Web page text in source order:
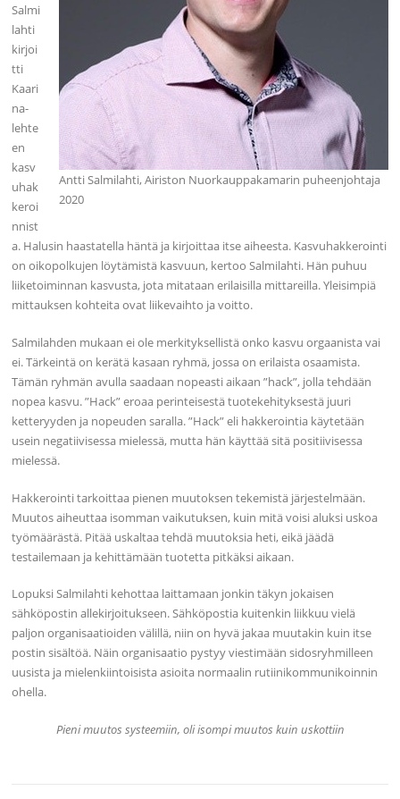
Antti Salmilahti, Airiston Nuorkauppakamarin puheenjohtaja
2020
Salmi
lahti
kirjoi
tti
Kaari
na-
lehte
en
kasv
uhak
keroi
nnist
a. Halusin haastatella häntä ja kirjoittaa itse aiheesta. Kasvuhakkerointi
on oikopolkujen löytämistä kasvuun, kertoo Salmilahti. Hän puhuu
liiketoiminnan kasvusta, jota mitataan erilaisilla mittareilla. Yleisimpiä
mittauksen kohteita ovat liikevaihto ja voitto.
Salmilahden mukaan ei ole merkityksellistä onko kasvu orgaanista vai
ei. Tärkeintä on kerätä kasaan ryhmä, jossa on erilaista osaamista.
Tämän ryhmän avulla saadaan nopeasti aikaan ”hack”, jolla tehdään
nopea kasvu. ”Hack” eroaa perinteisestä tuotekehityksestä juuri
ketteryyden ja nopeuden saralla. ”Hack” eli hakkerointia käytetään
usein negatiivisessa mielessä, mutta hän käyttää sitä positiivisessa
mielessä.
Hakkerointi tarkoittaa pienen muutoksen tekemistä järjestelmään.
Muutos aiheuttaa isomman vaikutuksen, kuin mitä voisi aluksi uskoa
työmäärästä. Pitää uskaltaa tehdä muutoksia heti, eikä jäädä
testailemaan ja kehittämään tuotetta pitkäksi aikaan.
Lopuksi Salmilahti kehottaa laittamaan jonkin täkyn jokaisen
sähköpostin allekirjoitukseen. Sähköpostia kuitenkin liikkuu vielä
paljon organisaatioiden välillä, niin on hyvä jakaa muutakin kuin itse
postin sisältöä. Näin organisaatio pystyy viestimään sidosryhmilleen
uusista ja mielenkiintoisista asioita normaalin rutiinikommunikoinnin
ohella.
Pieni muutos systeemiin, oli isompi muutos kuin uskottiin